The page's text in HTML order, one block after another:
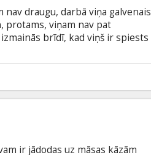
nav draugu, darbā viņa galvenais
protams, viņam nav pat
brīdī, kad viņš ir spiests
sāk dzīvot pa īstam. Tomēr drīz
puisi paturēt tikai sev un
un krievu valodā.
ir jādodas uz māsas kāzām